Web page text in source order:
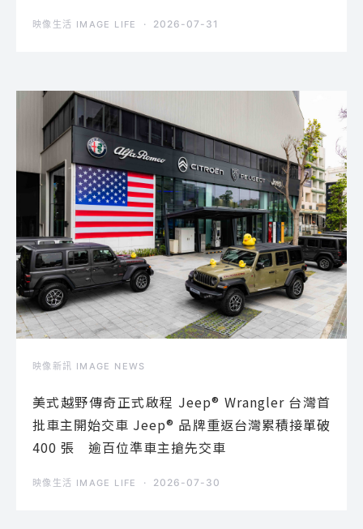
映像生活 IMAGE LIFE 2026-07-31
映像新訊 IMAGE NEWS
美式越野傳奇正式啟程 Jeep® Wrangler 台灣首
批車主開始交車 Jeep® 品牌重返台灣累積接單破
400 張 逾百位準車主搶先交車
映像生活 IMAGE LIFE 2026-07-30